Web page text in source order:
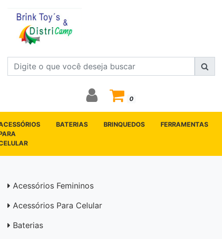
0
BATERIAS BRINQUEDOS FERRAMENTAS
Acessórios Femininos
Acessórios Para Celular
Baterias